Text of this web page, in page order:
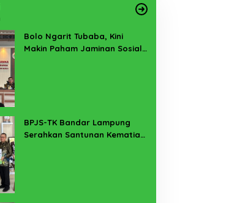
Bolo Ngarit Tubaba, Kini
Makin Paham Jaminan Sosial
BPJS-TK Bandar Lampung
Serahkan Santunan Kematian